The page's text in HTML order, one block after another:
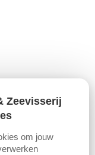
Zeevisserij
om jouw